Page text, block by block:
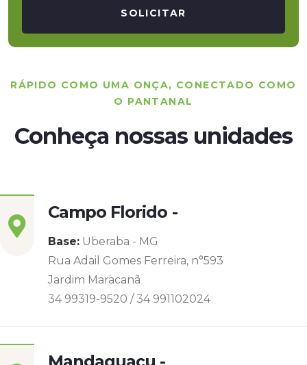
SOLICITAR
RÁPIDO COMO UMA ONÇA, CONECTADO COMO
O PANTANAL
Conheça nossas unidades
Campo Florido -
Base: Uberaba - MG
Rua Adail Gomes Ferreira, n°593
Jardim Maracanã
34 99319-9520 / 34 991102024